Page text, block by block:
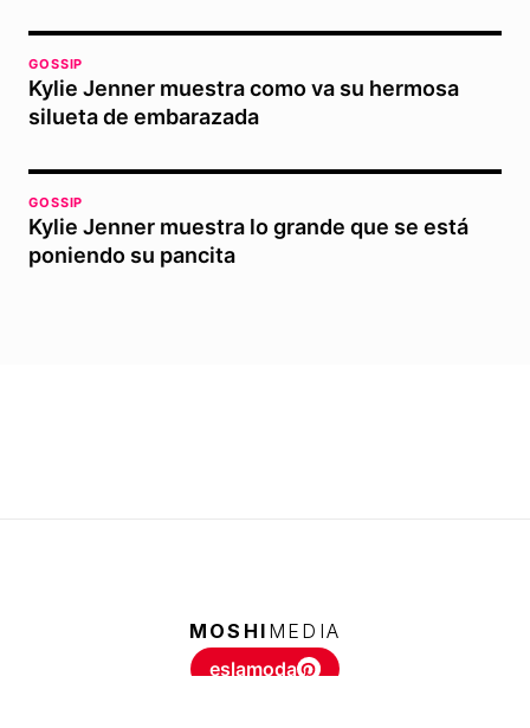
GOSSIP
Kylie Jenner muestra como va su hermosa
silueta de embarazada
GOSSIP
Kylie Jenner muestra lo grande que se está
poniendo su pancita
MOSHI MEDIA
eslamoda